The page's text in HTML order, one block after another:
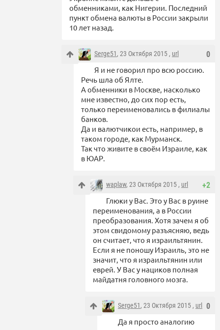
обменниками, как Нигерии. Последний
пункт обмена валюты в России закрыли
10 лет назад.
0
Serge51, 23 Октября 2015 , url
Я и не говорил про всю россию.
Речь шла об Ялте.
А обменники в Москве, насколько
мне известно, до сих пор есть,
только переименовались в филиалы
банков.
Да и валютчикои есть, например, в
таком городе, как Мурманск.
Так что живите в своём Израиле, как
в ЮАР.
+2
waplaw, 23 Октября 2015 , url
Глюки у Вас. Это у Вас в руине
переименования, а в России
преобразования. Хотя зачем я об
этом свидомому разъясняю, ведь
он считает, что я израильтянин.
Если я не поношу Израиль, это не
значит, что я израильтянин или
еврей. У Вас у нациков полная
майдатня головного мозга.
0
Serge51, 23 Октября 2015 , url
Да я просто аналогию